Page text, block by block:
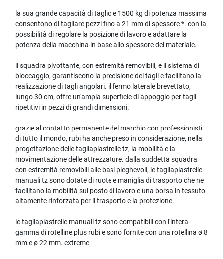
la sua grande capacità di taglio e 1500 kg di potenza massima
consentono di tagliare pezzi fino a 21 mm di spessore *. con la
possibilità di regolare la posizione di lavoro e adattare la
potenza della macchina in base allo spessore del materiale.
il squadra pivottante, con estremità removibili, e il sistema di
bloccaggio, garantiscono la precisione dei tagli e facilitano la
realizzazione di tagli angolari. il fermo laterale brevettato,
lungo 30 cm, offre un'ampia superficie di appoggio per tagli
ripetitivi in pezzi di grandi dimensioni.
grazie al contatto permanente del marchio con professionisti
di tutto il mondo, rubi ha anche preso in considerazione, nella
progettazione delle tagliapiastrelle tz, la mobilità e la
movimentazione delle attrezzature. dalla suddetta squadra
con estremità removibili alle basi pieghevoli, le tagliapiastrelle
manuali tz sono dotate di ruote e maniglia di trasporto che ne
facilitano la mobilità sul posto di lavoro e una borsa in tessuto
altamente rinforzata per il trasporto e la protezione.
le tagliapiastrelle manuali tz sono compatibili con l'intera
gamma di rotelline plus rubi e sono fornite con una rotellina ø 8
mm e ø 22 mm. extreme